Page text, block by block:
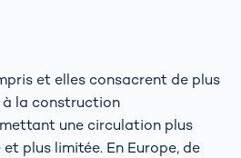
et elles consacrent de plus
à la construction
une circulation plus
plus limitée. En Europe, de